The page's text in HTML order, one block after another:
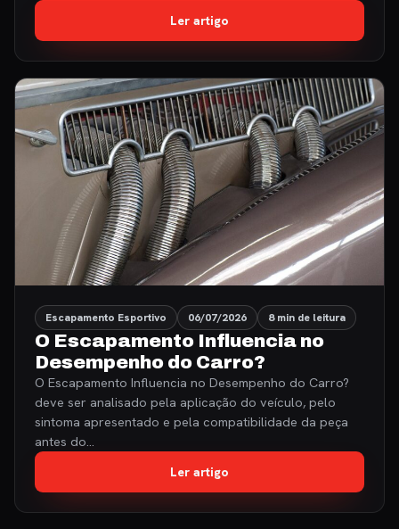
Ler artigo
Escapamento Esportivo 06/07/2026 8 min de leitura
O Escapamento Influencia no
Desempenho do Carro?
O Escapamento Influencia no Desempenho do Carro?
deve ser analisado pela aplicação do veículo, pelo
sintoma apresentado e pela compatibilidade da peça
antes do…
Ler artigo